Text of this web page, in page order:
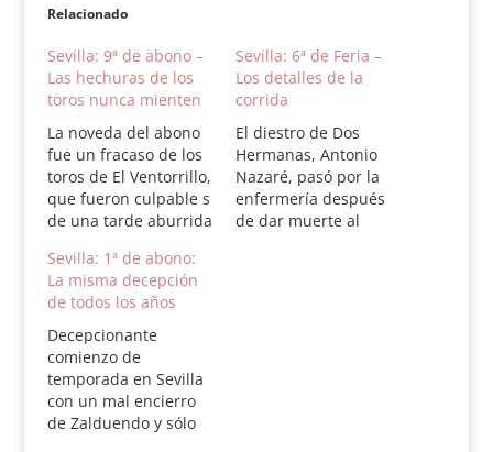
Relacionado
Sevilla: 9ª de abono –
Las hechuras de los
toros nunca mienten
La noveda del abono
fue un fracaso de los
toros de El Ventorrillo,
que fueron culpable s
de una tarde aburrida
Daniel Luque. Sólo El
Juli saludó una
ovación en elcuarto.
Plaza de toros de la
Maestranza. Lunes, 2
de mayo de 2011.
Novena de…
Sevilla: 6ª de Feria –
Los detalles de la
corrida
El diestro de Dos
Hermanas, Antonio
Nazaré, pasó por la
enfermería después
de dar muerte al
Sevilla: 1ª de abono:
La misma decepción
de todos los años
Decepcionante
comienzo de
temporada en Sevilla
con un mal encierro
de Zalduendo y sólo